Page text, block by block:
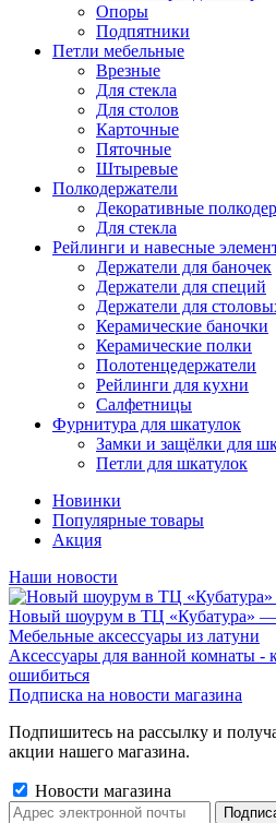
Опоры
Подпятники
Петли мебельные
Врезные
Для стекла
Для столов
Карточные
Пяточные
Штыревые
Полкодержатели
Декоративные
Для стекла
Рейлинги и навесные
Держатели для баночек
Держатели для специй
Держатели для
Керамические баночки
Керамические полки
Полотенцедержатели
Рейлинги для кухни
Салфетницы
Фурнитура для шкатулок
Замки и защёлки для
Петли для шкатулок
Новинки
Популярные товары
Акция
Наши новости
Новый шоурум в ТЦ «Кубатура»
Мебельные аксессуары из латуни
Аксессуары для ванной комнаты -
ошибиться
Подписка на новости магазина
Подпишитесь на рассылку и
акции нашего магазина.
Новости магазина